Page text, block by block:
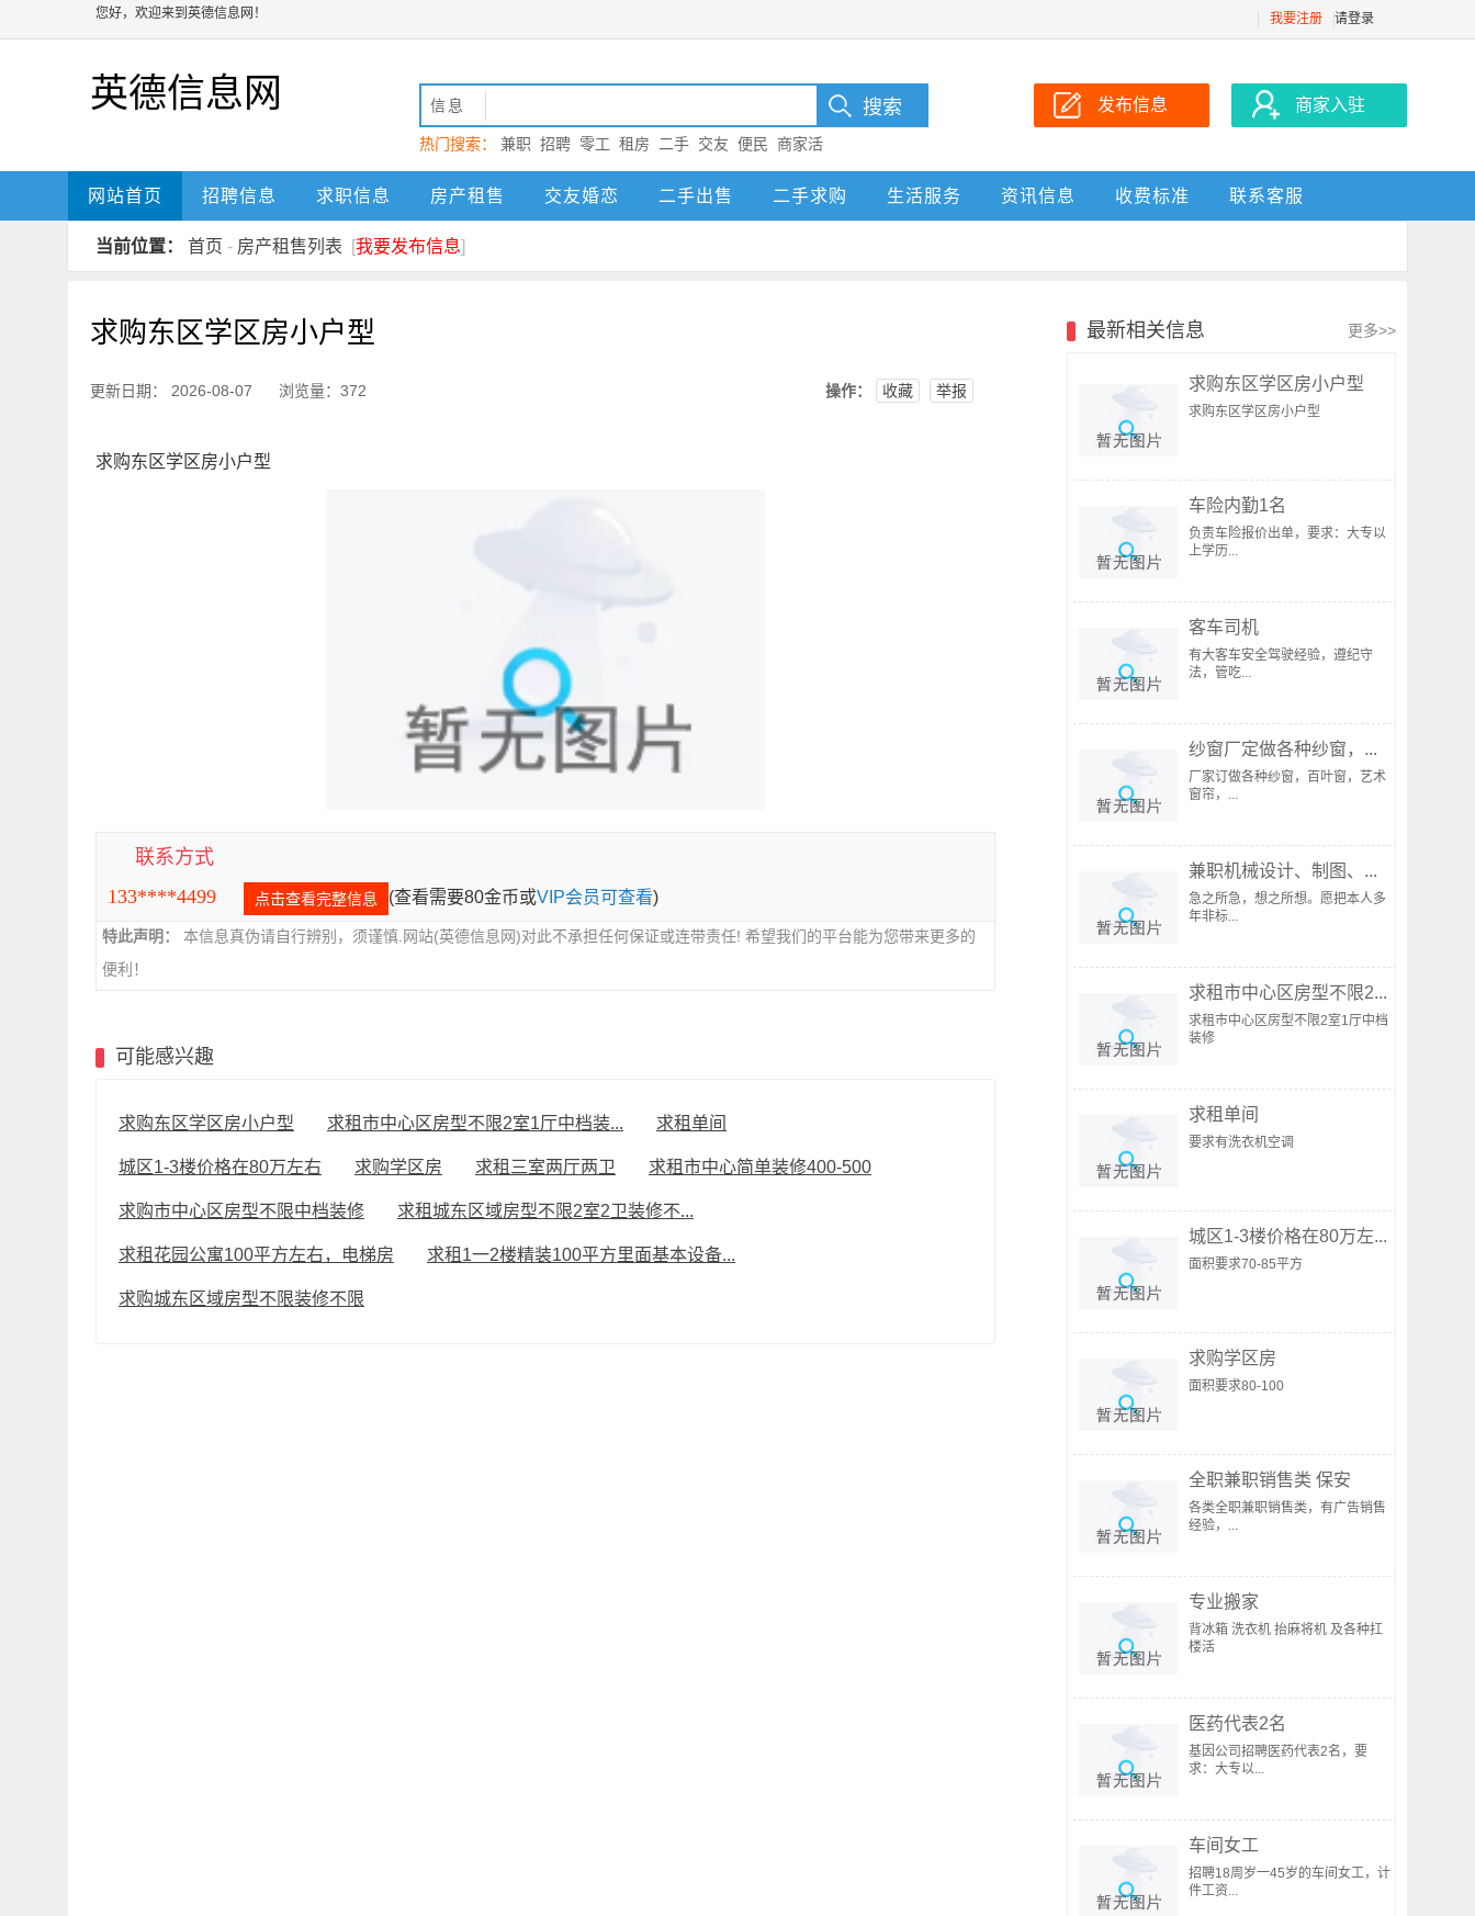
您好，欢迎来到英德信息网！ 我要注册 请登录
英德信息网 信息
热门搜索： 兼职 招聘 零工 租房 二手 交友 便民
商家活
动 英德
发布信息 商家入驻
网站首页 招聘信息 求职信息 房产租售 交友婚恋 二手出售 二手求购 生活服务 资讯信息 收费标准 联系客服
当前位置： 首页 - 房产租售列表 [我要发布信息]
求购东区学区房小户型
更新日期： 2026-08-07 浏览量：372 操作： 收藏 举报
求购东区学区房小户型
联系方式
133****4499
点击查看完整信息 (查看需要80金币或VIP会员可查看)
特此声明：
本信息真伪请自行辨别，须谨慎.网站(英德信息网)对此不承担任何保证或连带责任! 希望我们的平台能为您带来更多的
便利！
可能感兴趣
求购东区学区房小户型 求租市中心区房型不限2室1厅中档装... 求租单间
城区1-3楼价格在80万左右 求购学区房 求租三室两厅两卫 求租市中心简单装修400-500
求购市中心区房型不限中档装修 求租城东区域房型不限2室2卫装修不...
求租花园公寓100平方左右，电梯房 求租1一2楼精装100平方里面基本设备...
求购城东区域房型不限装修不限
最新相关信息 更多>>
求购东区学区房小户型
求购东区学区房小户型
车险内勤1名
负责车险报价出单，要求：大专以
上学历...
客车司机
有大客车安全驾驶经验，遵纪守
法，管吃...
纱窗厂定做各种纱窗，...
厂家订做各种纱窗，百叶窗，艺术
窗帘，...
兼职机械设计、制图、...
急之所急，想之所想。愿把本人多
年非标...
求租市中心区房型不限2...
求租市中心区房型不限2室1厅中档
装修
求租单间
要求有洗衣机空调
城区1-3楼价格在80万左...
面积要求70-85平方
求购学区房
面积要求80-100
全职兼职销售类 保安
各类全职兼职销售类，有广告销售
经验，...
专业搬家
背冰箱 洗衣机 抬麻将机 及各种扛
楼活
医药代表2名
基因公司招聘医药代表2名，要
求：大专以...
车间女工
招聘18周岁一45岁的车间女工，计
件工资...